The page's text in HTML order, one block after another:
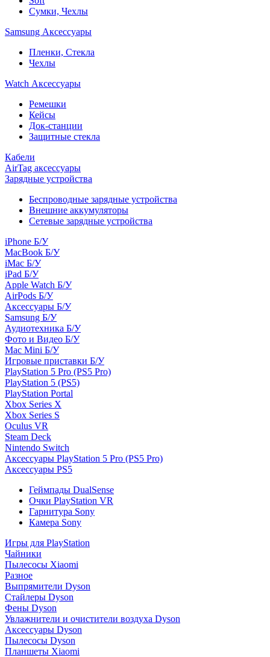
Сумки, Чехлы
Samsung Аксессуары
Пленки, Стекла
Чехлы
Watch Аксессуары
Ремешки
Кейсы
Док-станции
Защитные стекла
Кабели
AirTag аксессуары
Зарядные устройства
Беспроводные зарядные устройства
Внешние аккумуляторы
Сетевые зарядные устройства
iPhone Б/У
MacBook Б/У
iMac Б/У
iPad Б/У
Apple Watch Б/У
AirPods Б/У
Аксессуары Б/У
Samsung Б/У
Аудиотехника Б/У
Фото и Видео Б/У
Mac Mini Б/У
Игровые приставки Б/У
PlayStation 5 Pro (PS5 Pro)
PlayStation 5 (PS5)
PlayStation Portal
Xbox Series X
Xbox Series S
Oculus VR
Steam Deck
Nintendo Switch
Аксессуары PlayStation 5 Pro (PS5 Pro)
Аксессуары PS5
Геймпады DualSense
Очки PlayStation VR
Гарнитура Sony
Камера Sony
Игры для PlayStation
Чайники
Пылесосы Xiaomi
Разное
Выпрямители Dyson
Стайлеры Dyson
Фены Dyson
Увлажнители и очистители воздуха Dyson
Аксессуары Dyson
Пылесосы Dyson
Планшеты Xiaomi